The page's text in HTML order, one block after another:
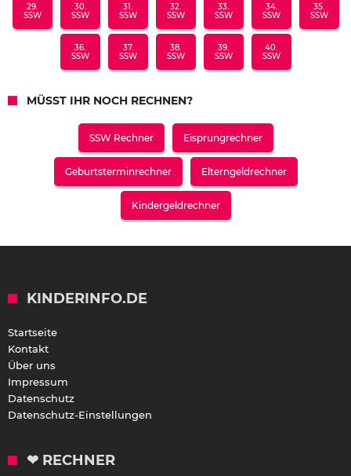
29.
SSW
30.
SSW
31.
SSW
32.
SSW
33.
SSW
34.
SSW
35.
SSW
36.
SSW
37.
SSW
38.
SSW
39.
SSW
40.
SSW
MÜSST IHR NOCH RECHNEN?
SSW Rechner Eisprungrechner
Geburtsterminrechner Elterngeldrechner
Kindergeldrechner
KINDERINFO.DE
Startseite
Kontakt
Über uns
Impressum
Datenschutz
Datenschutz-Einstellungen
❤ RECHNER